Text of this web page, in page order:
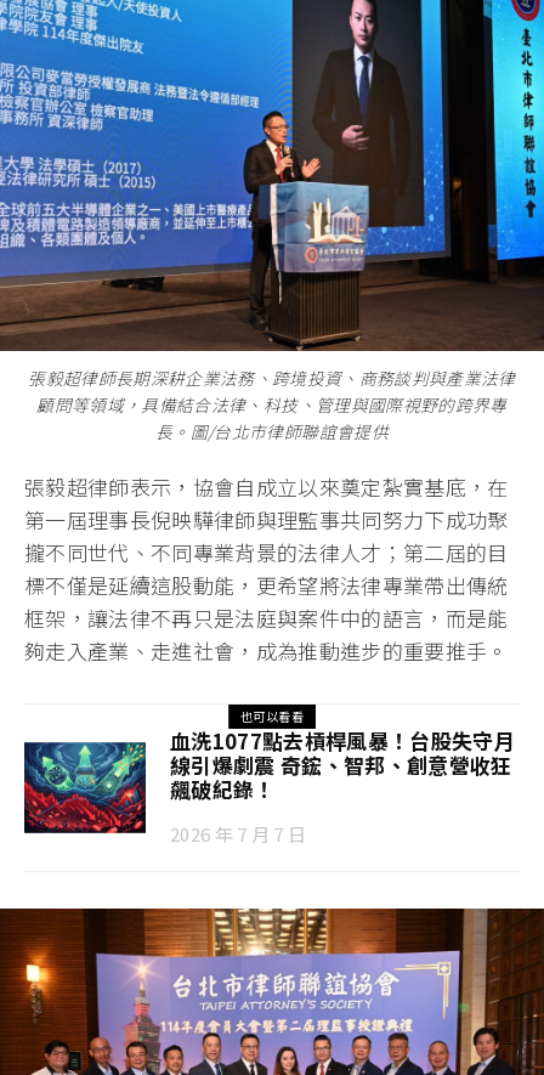
張毅超律師長期深耕企業法務、跨境投資、商務談判與產業法律
顧問等領域，具備結合法律、科技、管理與國際視野的跨界專
長。圖/台北市律師聯誼會提供
張毅超律師表示，協會自成立以來奠定紮實基底，在
第一屆理事長倪映驊律師與理監事共同努力下成功聚
攏不同世代、不同專業背景的法律人才；第二屆的目
標不僅是延續這股動能，更希望將法律專業帶出傳統
框架，讓法律不再只是法庭與案件中的語言，而是能
夠走入產業、走進社會，成為推動進步的重要推手。
也可以看看
血洗1077點去槓桿風暴！台股失守月
線引爆劇震 奇鋐、智邦、創意營收狂
飆破紀錄！
2026 年 7 月 7 日